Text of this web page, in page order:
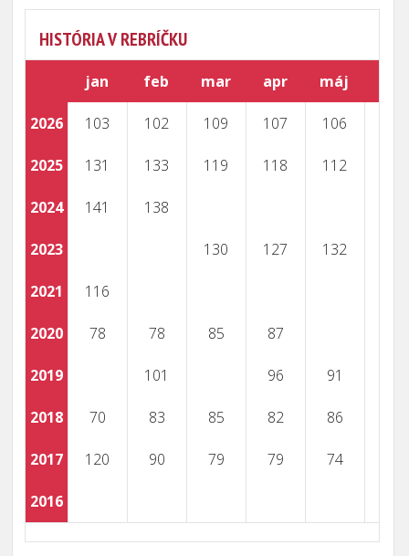
HISTÓRIA V REBRÍČKU
jan feb mar apr máj
2026 103 102 109 107 106
2025 131 133 119 118 112
2024 141 138
2023 130 127 132
2021 116
2020 78 78 85 87
2019 101 96 91
2018 70 83 85 82 86
2017 120 90 79 79 74
2016